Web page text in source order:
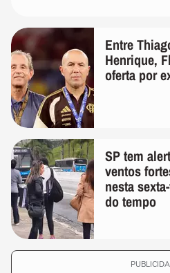
Entre
Henrique,
oferta por
SP tem
ventos
nesta
do tempo